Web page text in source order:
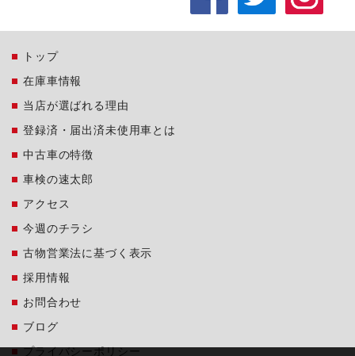
トップ
在庫車情報
当店が選ばれる理由
登録済・届出済未使用車とは
中古車の特徴
車検の速太郎
アクセス
今週のチラシ
古物営業法に基づく表示
採用情報
お問合わせ
ブログ
プライバシーポリシー